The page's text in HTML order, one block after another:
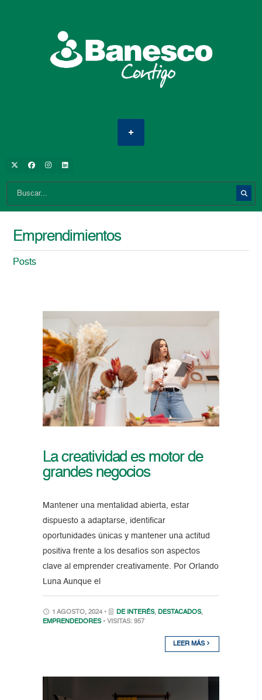
Emprendimientos
Posts
La creatividad es motor de
grandes negocios
Mantener una mentalidad abierta, estar
dispuesto a adaptarse, identificar
oportunidades únicas y mantener una actitud
positiva frente a los desafíos son aspectos
clave al emprender creativamente. Por Orlando
Luna Aunque el
1 AGOSTO, 2024 • DE INTERÉS, DESTACADOS,
EMPRENDEDORES • VISITAS: 957
LEER MÁS